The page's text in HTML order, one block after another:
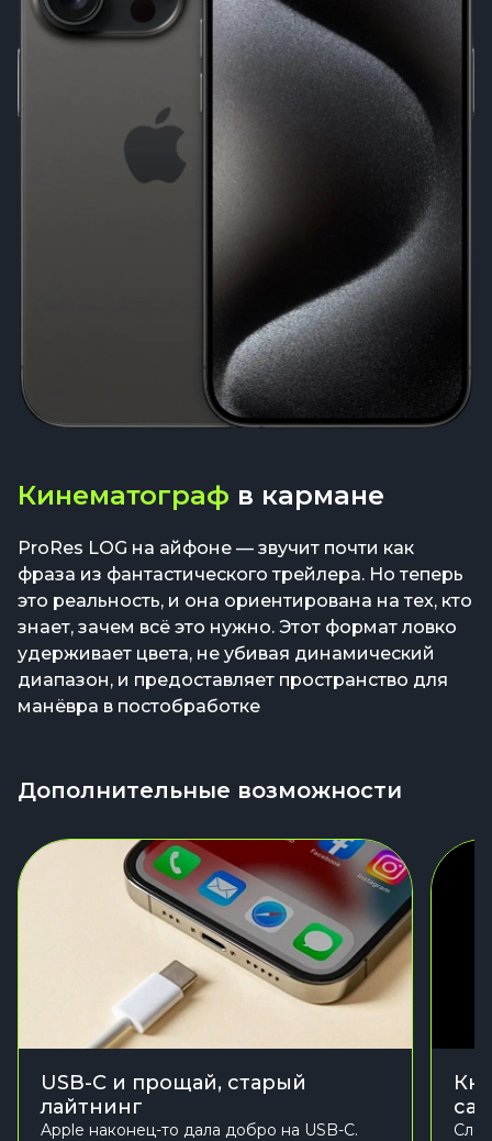
Кинематограф в кармане
ProRes LOG на айфоне — звучит почти как
фраза из фантастического трейлера. Но теперь
это реальность, и она ориентирована на тех, кто
знает, зачем всё это нужно. Этот формат ловко
удерживает цвета, не убивая динамический
диапазон, и предоставляет пространство для
манёвра в постобработке
Дополнительные возможности
USB-C и прощай, старый
лайтнинг
Apple наконец-то дала добро на USB-C.
сам